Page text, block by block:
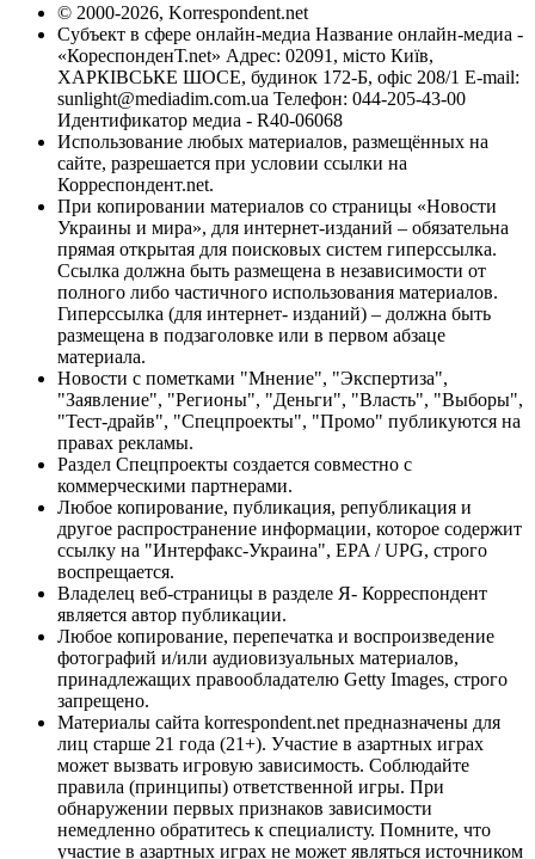
© 2000-2026, Korrespondent.net
Субъект в сфере онлайн-медиа Название онлайн-медиа -
«КореспонденТ.net» Адрес: 02091, місто Київ,
ХАРКІВСЬКЕ ШОСЕ, будинок 172-Б, офіс 208/1 E-mail:
sunlight@mediadim.com.ua Телефон: 044-205-43-00
Идентификатор медиа - R40-06068
Использование любых материалов, размещённых на
сайте, разрешается при условии ссылки на
Корреспондент.net.
При копировании материалов со страницы «Новости
Украины и мира», для интернет-изданий – обязательна
прямая открытая для поисковых систем гиперссылка.
Ссылка должна быть размещена в независимости от
полного либо частичного использования материалов.
Гиперссылка (для интернет- изданий) – должна быть
размещена в подзаголовке или в первом абзаце
материала.
Новости с пометками "Мнение", "Экспертиза",
"Заявление", "Регионы", "Деньги", "Власть", "Выборы",
"Тест-драйв", "Спецпроекты", "Промо" публикуются на
правах рекламы.
Раздел Спецпроекты создается совместно с
коммерческими партнерами.
Любое копирование, публикация, републикация и
другое распространение информации, которое содержит
ссылку на "Интерфакс-Украина", EPA / UPG, строго
воспрещается.
Владелец веб-страницы в разделе Я- Корреспондент
является автор публикации.
Любое копирование, перепечатка и воспроизведение
фотографий и/или аудиовизуальных материалов,
принадлежащих правообладателю Getty Images, строго
запрещено.
Материалы сайта korrespondent.net предназначены для
лиц старше 21 года (21+). Участие в азартных играх
может вызвать игровую зависимость. Соблюдайте
правила (принципы) ответственной игры. При
обнаружении первых признаков зависимости
немедленно обратитесь к специалисту. Помните, что
участие в азартных играх не может являться источником